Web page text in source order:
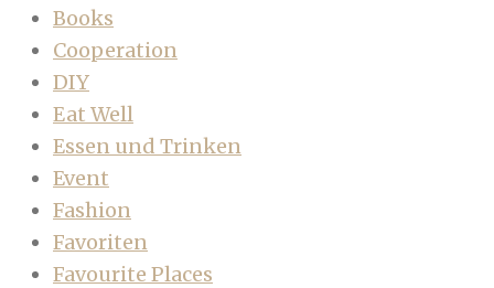
Books
Cooperation
DIY
Eat Well
Essen und Trinken
Event
Fashion
Favoriten
Favourite Places